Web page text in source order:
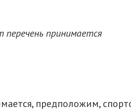
принимается
предположим,